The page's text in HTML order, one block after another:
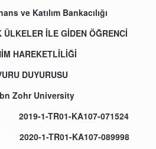
ve Katılım Bankacılığı
ÜLKELER İLE GİDEN ÖĞRENCİ
HAREKETLİLİĞİ
DUYURUSU
Zohr University
2019-1-TR01-KA107-071524
KA107-089998